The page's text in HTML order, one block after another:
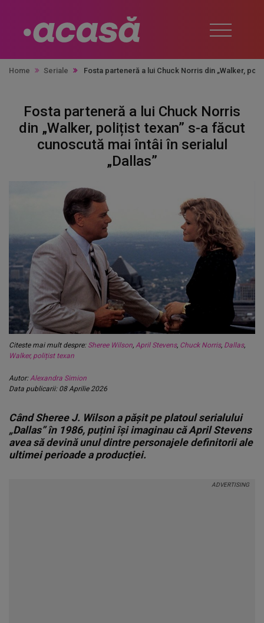
Home Seriale Fosta parteneră a lui Chuck Norris din „Walker,
Fosta parteneră a lui Chuck Norris
din „Walker, polițist texan” s-a făcut
cunoscută mai întâi în serialul
„Dallas”
Citeste mai mult despre: Sheree Wilson, April Stevens, Chuck Norris, Dallas,
Walker, polițist texan
Autor:Alexandra Simion
Data publicarii: 08 Aprilie 2026
Când Sheree J. Wilson a pășit pe platoul serialului
„Dallas” în 1986, puțini își imaginau că April Stevens
avea să devină unul dintre personajele definitorii ale
ultimei perioade a producției.